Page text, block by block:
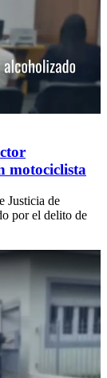
total para
motociclista
Justicia de
por el delito de
pisar la cárcel",